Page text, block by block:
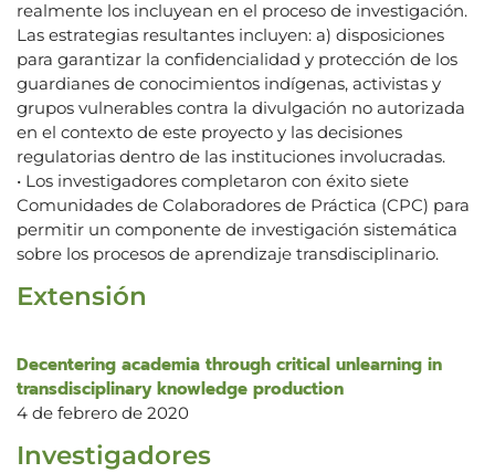
realmente los incluyean en el proceso de investigación.
Las estrategias resultantes incluyen: a) disposiciones
para garantizar la confidencialidad y protección de los
guardianes de conocimientos indígenas, activistas y
grupos vulnerables contra la divulgación no autorizada
en el contexto de este proyecto y las decisiones
regulatorias dentro de las instituciones involucradas.
• Los investigadores completaron con éxito siete
Comunidades de Colaboradores de Práctica (CPC) para
permitir un componente de investigación sistemática
sobre los procesos de aprendizaje transdisciplinario.
Extensión
Decentering academia through critical unlearning in
transdisciplinary knowledge production
4 de febrero de 2020
Investigadores